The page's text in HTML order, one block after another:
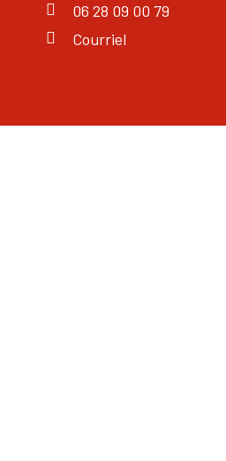
06 28 09 00 79
Courriel